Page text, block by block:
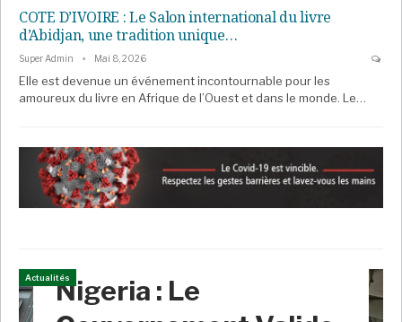
COTE D’IVOIRE : Le Salon international du livre
d’Abidjan, une tradition unique…
Super Admin Mai 8, 2026
Elle est devenue un événement incontournable pour les
amoureux du livre en Afrique de l’Ouest et dans le monde. Le…
ActualitésNigeria : Le